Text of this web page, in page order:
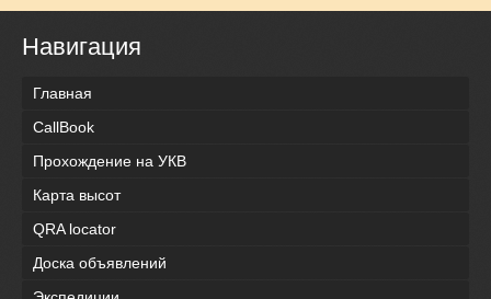
Навигация
Главная
CallBook
Прохождение на УКВ
Карта высот
QRA locator
Доска объявлений